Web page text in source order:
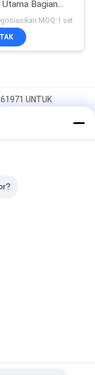
Bagian
Pompa
Pemeliharaan
MOQ:1 set
UNTUK
UNTUK
UNTUK